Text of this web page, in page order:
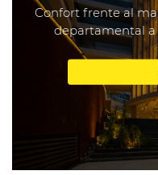
Confort frente al
departamental a